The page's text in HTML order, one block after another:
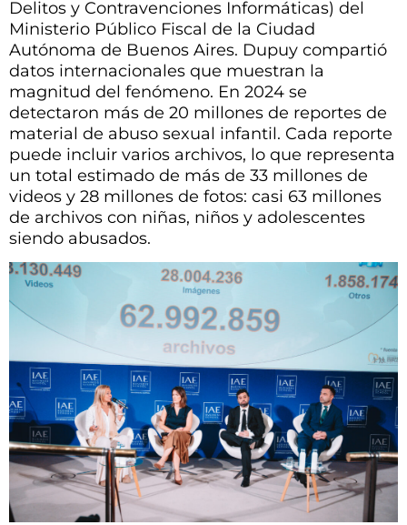
Delitos y Contravenciones Informáticas) del
Ministerio Público Fiscal de la Ciudad
Autónoma de Buenos Aires. Dupuy compartió
datos internacionales que muestran la
magnitud del fenómeno. En 2024 se
detectaron más de 20 millones de reportes de
material de abuso sexual infantil. Cada reporte
puede incluir varios archivos, lo que representa
un total estimado de más de 33 millones de
videos y 28 millones de fotos: casi 63 millones
de archivos con niñas, niños y adolescentes
siendo abusados.